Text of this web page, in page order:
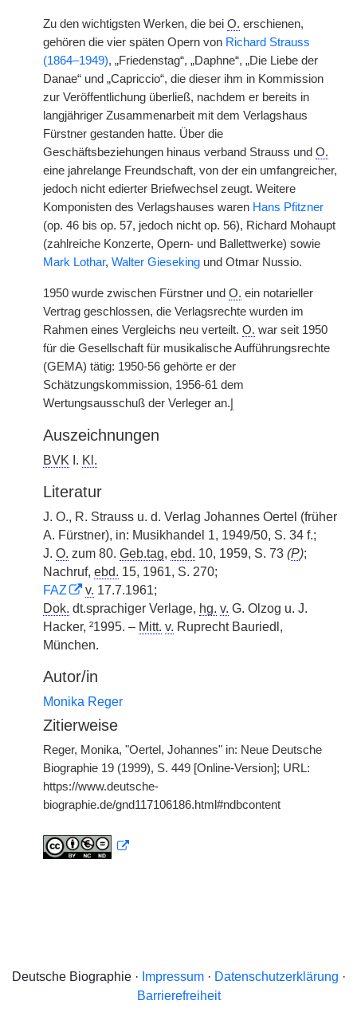
Zu den wichtigsten Werken, die bei O. erschienen,
gehören die vier späten Opern von Richard Strauss
(1864–1949), „Friedenstag“, „Daphne“, „Die Liebe der
Danae“ und „Capriccio“, die dieser ihm in Kommission
zur Veröffentlichung überließ, nachdem er bereits in
langjähriger Zusammenarbeit mit dem Verlagshaus
Fürstner gestanden hatte. Über die
Geschäftsbeziehungen hinaus verband Strauss und O.
eine jahrelange Freundschaft, von der ein umfangreicher,
jedoch nicht edierter Briefwechsel zeugt. Weitere
Komponisten des Verlagshauses waren Hans Pfitzner
(op. 46 bis op. 57, jedoch nicht op. 56), Richard Mohaupt
(zahlreiche Konzerte, Opern- und Ballettwerke) sowie
Mark Lothar, Walter Gieseking und Otmar Nussio.
1950 wurde zwischen Fürstner und O. ein notarieller
Vertrag geschlossen, die Verlagsrechte wurden im
Rahmen eines Vergleichs neu verteilt. O. war seit 1950
für die Gesellschaft für musikalische Aufführungsrechte
(GEMA) tätig: 1950-56 gehörte er der
Schätzungskommission, 1956-61 dem
Wertungsausschuß der Verleger an.
Auszeichnungen
BVK I. Kl.
Literatur
J. O., R. Strauss u. d. Verlag Johannes Oertel (früher
A. Fürstner), in: Musikhandel 1, 1949/50, S. 34 f.;
J. O. zum 80. Geb.tag, ebd. 10, 1959, S. 73 (P);
Nachruf, ebd. 15, 1961, S. 270;
FAZ
v. 17.7.1961;
Dok. dt.sprachiger Verlage, hg. v. G. Olzog u. J.
Hacker, ²1995. – Mitt. v. Ruprecht Bauriedl,
München.
Autor/in
Monika Reger
Zitierweise
Reger, Monika, "Oertel, Johannes" in: Neue Deutsche
Biographie 19 (1999), S. 449 [Online-Version]; URL:
https://www.deutsche-
biographie.de/gnd117106186.html#ndbcontent
Deutsche Biographie · Impressum· Datenschutzerklärung ·
Barrierefreiheit